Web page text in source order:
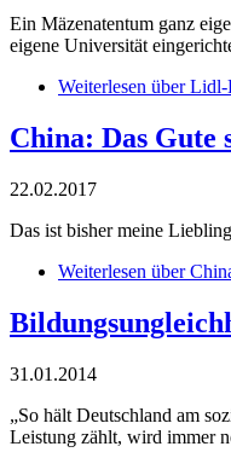
Ein Mäzenatentum ganz
eigene Universität
Weiterlesen über Lidl-
China: Das Gute
22.02.2017
Das ist bisher meine
Weiterlesen über
31.01.2014
„So hält Deutschland am
Leistung zählt, wird immer